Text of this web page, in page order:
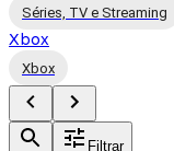
Séries, TV e Streaming
Xbox
Xbox
Filtrar